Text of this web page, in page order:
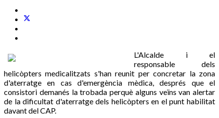
L'Alcalde i el
responsable dels
helicòpters medicalitzats s'han reunit per concretar la zona
d'aterratge en cas d'emergència mèdica, després que el
consistori demanés la trobada perquè alguns veïns van alertar
de la dificultat d'aterratge dels helicòpters en el punt habilitat
davant del CAP.